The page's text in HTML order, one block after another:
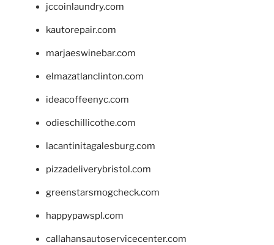
jccoinlaundry.com
kautorepair.com
marjaeswinebar.com
elmazatlanclinton.com
ideacoffeenyc.com
odieschillicothe.com
lacantinitagalesburg.com
pizzadeliverybristol.com
greenstarsmogcheck.com
happypawspl.com
callahansautoservicecenter.com